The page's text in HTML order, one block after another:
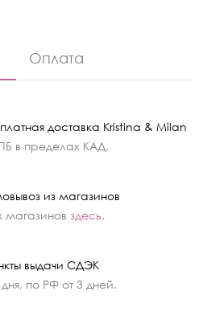
Оплата
доставка Kristina & Milan
в пределах КАД.
из магазинов
магазинов здесь.
выдачи СДЭК
по РФ от 3 дней.